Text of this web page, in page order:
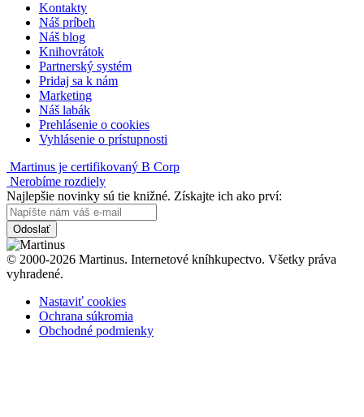
Kontakty
Náš príbeh
Náš blog
Knihovrátok
Partnerský systém
Pridaj sa k nám
Marketing
Náš labák
Prehlásenie o cookies
Vyhlásenie o prístupnosti
Martinus je certifikovaný B Corp
Nerobíme rozdiely
Najlepšie novinky sú tie knižné. Získajte ich ako prví:
Odoslať
© 2000-2026 Martinus. Internetové kníhkupectvo. Všetky práva
vyhradené.
Nastaviť cookies
Ochrana súkromia
Obchodné podmienky